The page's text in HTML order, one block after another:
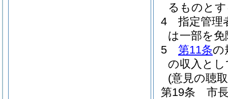
るものと
4
指定管理
は一部を
5
第11条の
の収入と
(意見の聴
第19条
市